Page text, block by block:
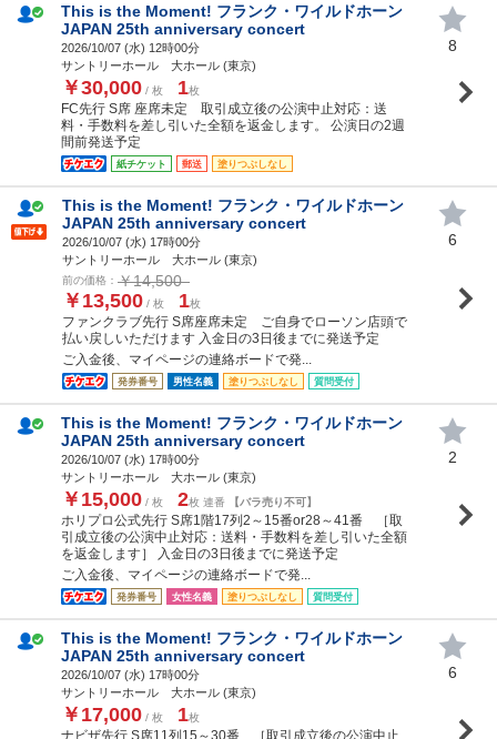
This is the Moment! フランク・ワイルドホーン
JAPAN 25th anniversary concert
2026/10/07 (水) 12時00分
サントリーホール 大ホール (東京)
￥30,000 / 枚 1枚
FC先行 S席 座席未定 取引成立後の公演中止対応：送
料・手数料を差し引いた全額を返金します。 公演日の2週
間前発送予定
紙チケット 郵送 塗りつぶしなし
8
This is the Moment! フランク・ワイルドホーン
JAPAN 25th anniversary concert
2026/10/07 (水) 17時00分
サントリーホール 大ホール (東京)
前の価格： ￥14,500
￥13,500 / 枚 1枚
ファンクラブ先行 S席座席未定 ご自身でローソン店頭で
払い戻しいただけます 入金日の3日後までに発送予定
ご入金後、マイページの連絡ボードで発...
発券番号 男性名義 塗りつぶしなし 質問受付
6
This is the Moment! フランク・ワイルドホーン
JAPAN 25th anniversary concert
2026/10/07 (水) 17時00分
サントリーホール 大ホール (東京)
￥15,000 / 枚 2枚 連番 【バラ売り不可】
ホリプロ公式先行 S席1階17列2～15番or28～41番 ［取
引成立後の公演中止対応：送料・手数料を差し引いた全額
を返金します］ 入金日の3日後までに発送予定
ご入金後、マイページの連絡ボードで発...
発券番号 女性名義 塗りつぶしなし 質問受付
2
This is the Moment! フランク・ワイルドホーン
JAPAN 25th anniversary concert
2026/10/07 (水) 17時00分
サントリーホール 大ホール (東京)
￥17,000 / 枚 1枚
ナビザ先行 S席11列15～30番 ［取引成立後の公演中止
6